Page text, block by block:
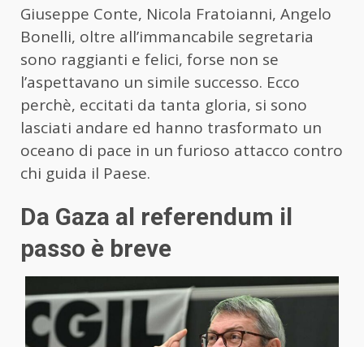
Giuseppe Conte, Nicola Fratoianni, Angelo
Bonelli, oltre all’immancabile segretaria
sono raggianti e felici, forse non se
l’aspettavano un simile successo. Ecco
perchè, eccitati da tanta gloria, si sono
lasciati andare ed hanno trasformato un
oceano di pace in un furioso attacco contro
chi guida il Paese.
Da Gaza al referendum il
passo è breve